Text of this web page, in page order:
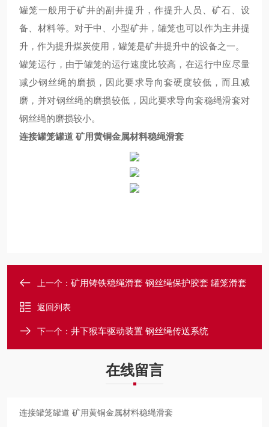
罐笼一般用于矿井的副井提升，作提升人员、矿石、设
备、材料等。对于中、小型矿井，罐笼也可以作为主井提
升，作为提升煤炭使用，罐笼是矿井提升中的设备之一。
罐笼运行，由于罐笼的运行速度比较高，在运行中应尽量
减少钢丝绳的磨损，因此要求导向套硬度较低，而且减
磨，并对钢丝绳的磨损较低， 因此要求导向套稳绳滑套对
钢丝绳的磨损较小。
连接罐笼罐道 矿用黄铜金属材料稳绳滑套
上一个： 矿用铸铁稳绳滑套 钢丝绳保护胶套 罐笼滑套
返回列表
下一个： 井下猴车驱动装置 钢丝绳传送系统
在线留言